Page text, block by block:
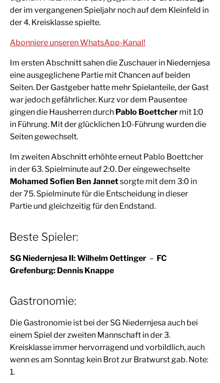
der im vergangenen Spieljahr noch auf dem Kleinfeld in
der 4. Kreisklasse spielte.
Abonniere unseren WhatsApp-Kanal!
Im ersten Abschnitt sahen die Zuschauer in Niedernjesa
eine ausgeglichene Partie mit Chancen auf beiden
Seiten. Der Gastgeber hatte mehr Spielanteile, der Gast
war jedoch gefährlicher. Kurz vor dem Pausentee
gingen die Hausherren durch Pablo Boettcher mit 1:0
in Führung. Mit der glücklichen 1:0-Führung wurden die
Seiten gewechselt.
Im zweiten Abschnitt erhöhte erneut Pablo Boettcher
in der 63. Spielminute auf 2:0. Der eingewechselte
Mohamed Sofien Ben Jannetsorgte mit dem 3:0 in
der 75. Spielminute für die Entscheidung in dieser
Partie und gleichzeitig für den Endstand.
Beste Spieler:
SG Niedernjesa II: Wilhelm Oettinger – FC
Grefenburg: Dennis Knappe
Gastronomie:
Die Gastronomie ist bei der SG Niedernjesa auch bei
einem Spiel der zweiten Mannschaft in der 3.
Kreisklasse immer hervorragend und vorbildlich, auch
wenn es am Sonntag kein Brot zur Bratwurst gab. Note:
1.